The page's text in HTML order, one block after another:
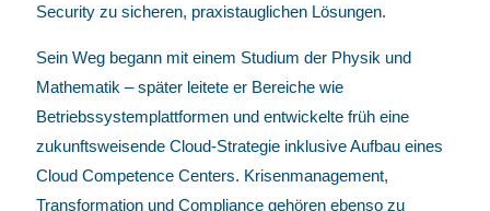
Security zu sicheren, praxistauglichen Lösungen.
Sein Weg begann mit einem Studium der Physik und
Mathematik – später leitete er Bereiche wie
Betriebssystemplattformen und entwickelte früh eine
zukunftsweisende Cloud-Strategie inklusive Aufbau eines
Cloud Competence Centers. Krisenmanagement,
Transformation und Compliance gehören ebenso zu